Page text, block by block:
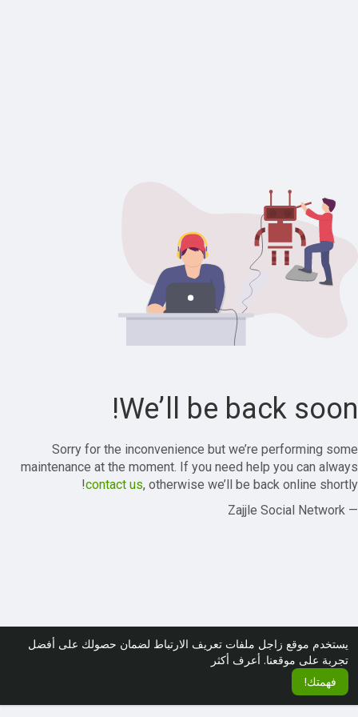
يستخدم موقع زاجل ملفات تعريف الارتباط لضمان حصولك على أفضل
تجربة على موقعنا. أعرف أكثر
فهمتك!
We’ll be back soon!
Sorry for the inconvenience but we’re performing some
maintenance at the moment. If you need help you can always
contact us, otherwise we’ll be back online shortly!
— Zajjle Social Network